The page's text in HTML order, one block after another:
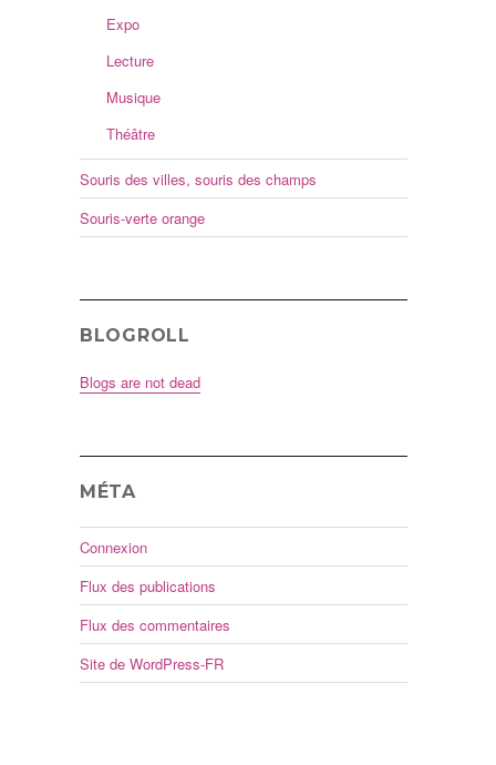
Expo
Lecture
Musique
Théâtre
Souris des villes, souris des champs
Souris-verte orange
BLOGROLL
Blogs are not dead
MÉTA
Connexion
Flux des publications
Flux des commentaires
Site de WordPress-FR